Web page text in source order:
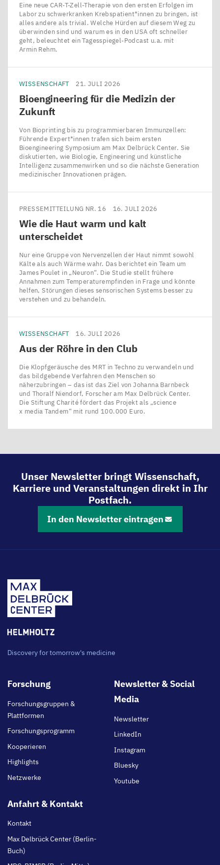
Eine neue CAR-T-Zell-Therapie von den ersten Erfolgen im
Labor zu schwerkranken Krebspatient*innen zu bringen, ist
alles andere als trivial. Welche Hürden auf diesem Weg zu
überwinden sind und warum es in den USA oft schneller
geht, beleuchtet ein Tagesspiegel-Podcast u.a. mit
Armin Rehm.
WISSENSCHAFT 21. JULI 2026
Bioengineering für die Medizin der
Zukunft
Von Bioprinting bis zu programmierbaren Immunzellen:
Führende Expert*innen trafen sich beim ersten
Bioengineering Symposium am Max Delbrück Center. Sie
diskutierten, wie Biologie, Engineering und künstliche
Intelligenz zusammenwirken und so die nächste Generation
medizinischer Innovationen prägen.
PRESSEMITTEILUNG NR. 16 16. JULI 2026
Wie die Haut warm und kalt
unterscheidet
Nur eine Gruppe von Nervenzellen der Haut nimmt sowohl
Kälte als auch Wärme wahr. Das berichtet ein Team um
James Poulet in ​„Neuron“. Die Studie stellt frühere
Annahmen zum Temperaturempfinden in Frage und könnte
helfen, Störungen dieses sensorischen Systems besser zu
verstehen und zu behandeln.
WISSENSCHAFT 16. JULI 2026
Aus der Röhre in den Club
Die Klopfgeräusche des MRT in Techno zu verwandeln und
das bildgebende Verfahren den Menschen so
näherzubringen – das ist das Ziel von Johanna Barnbeck
und Thoralf Niendorf, Forscher am Max Delbrück Center.
Die Stiftung Charité fördert das Projekt als ​„science
x media Tandem“ mit rund 100.000 Euro.
Unser Newsletter bringt Wissenschaft,
Karriere und Veranstaltungen direkt in Ihr
Postfach.
In den Newsletter eintragen
Discovery for tomorrow's medicine
Footer
Forschung
Forschungsgruppen &
Plattformen
Forschungsprogramm
Kooperieren
Highlights
Netzwerke
Newsletter & Social
Media
Newsletter
LinkedIn
Instagram
Bluesky
Youtube
Anfahrt & Kontakt
Kontakt
Max Delbrück Center (Berlin-
Buch)